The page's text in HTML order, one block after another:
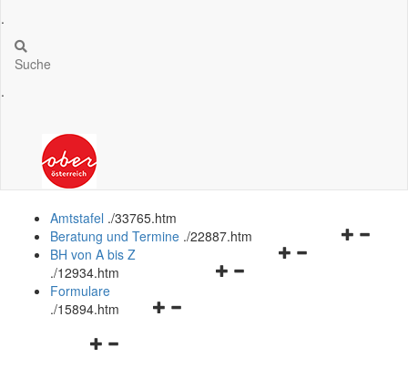
.
Suche
.
Amtstafel ./33765.htm
Navigationsmenü
Beratung und Termine ./22887.htm
Navigationsmenü
BH von A bis Z
./12934.htm
Navigationsmenü
Formulare
./15894.htm
Navigationsmenü